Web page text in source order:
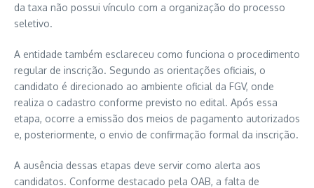
da taxa não possui vínculo com a organização do processo
seletivo.
A entidade também esclareceu como funciona o procedimento
regular de inscrição. Segundo as orientações oficiais, o
candidato é direcionado ao ambiente oficial da FGV, onde
realiza o cadastro conforme previsto no edital. Após essa
etapa, ocorre a emissão dos meios de pagamento autorizados
e, posteriormente, o envio de confirmação formal da inscrição.
A ausência dessas etapas deve servir como alerta aos
candidatos. Conforme destacado pela OAB, a falta de